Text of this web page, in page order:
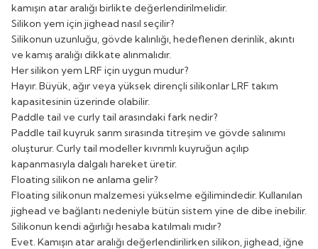
kamışın atar aralığı birlikte değerlendirilmelidir.
Silikon yem için jighead nasıl seçilir?
Silikonun uzunluğu, gövde kalınlığı, hedeflenen derinlik, akıntı
ve kamış aralığı dikkate alınmalıdır.
Her silikon yem LRF için uygun mudur?
Hayır. Büyük, ağır veya yüksek dirençli silikonlar LRF takım
kapasitesinin üzerinde olabilir.
Paddle tail ve curly tail arasındaki fark nedir?
Paddle tail kuyruk sarım sırasında titreşim ve gövde salınımı
oluşturur. Curly tail modeller kıvrımlı kuyruğun açılıp
kapanmasıyla dalgalı hareket üretir.
Floating silikon ne anlama gelir?
Floating silikonun malzemesi yükselme eğilimindedir. Kullanılan
jighead ve bağlantı nedeniyle bütün sistem yine de dibe inebilir.
Silikonun kendi ağırlığı hesaba katılmalı mıdır?
Evet. Kamışın atar aralığı değerlendirilirken silikon, jighead, iğne